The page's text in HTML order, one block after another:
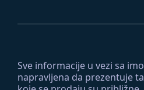
Sve informacije u vezi sa
napravljena da prezentuje